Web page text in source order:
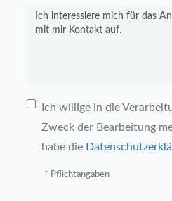
Ich willige in die
Zweck der Bearbeitung
habe die
* Pflichtangaben